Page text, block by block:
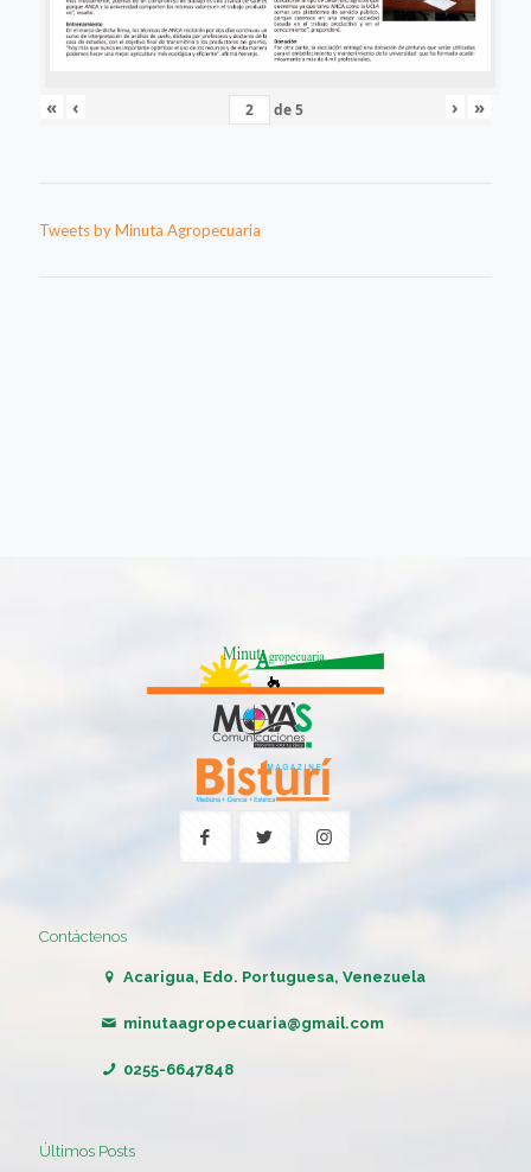
« ‹ de5 › »
Tweets by Minuta Agropecuaria
Contáctenos
Acarigua, Edo. Portuguesa, Venezuela
minutaagropecuaria@gmail.com
0255-6647848
Últimos Posts